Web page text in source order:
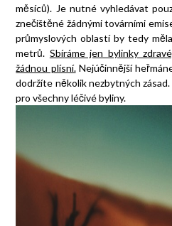
měsíců). Je nutné vyhledávat
znečištěné žádnými továrními
průmyslových oblastí by tedy
metrů. Sbíráme jen bylinky
žádnou plísní.Nejúčinnější
dodržíte několik nezbytných
pro všechny léčivé byliny.